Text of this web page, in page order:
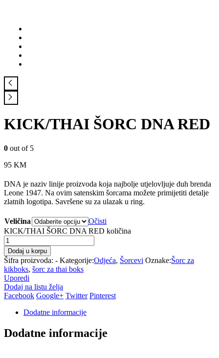
KICK/THAI ŠORC DNA RED
0 out of 5
95 KM
DNA je naziv linije proizvoda koja najbolje utjelovljuje duh brenda
Leone 1947. Na ovim satenskim šorcama možete primijetiti detalje
zlatnih logotipa. Savršene su za ulazak u ring.
Veličina
Očisti
KICK/THAI ŠORC DNA RED količina
Dodaj u korpu
Šifra proizvoda: - Kategorije:Odjeća, Šorcevi Oznake:Šorc za
kikboks, šorc za thai boks
Uporedi
Dodaj na listu želja
Facebook Google+ Twitter Pinterest
Dodatne informacije
Dodatne informacije